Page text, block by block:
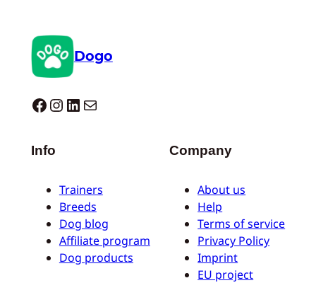
Dogo
Dogo facebook InstagramLinkedIn Correo electrónico
Info
Trainers
Breeds
Dog blog
Affiliate program
Dog products
Company
About us
Help
Terms of service
Privacy Policy
Imprint
EU project